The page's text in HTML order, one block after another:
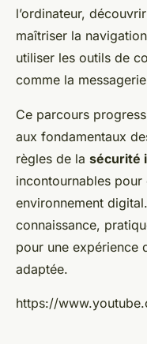
l’ordinateur,
maîtriser la
utiliser les outils de
comme la
Ce parcours
aux fondamentaux
règles de la sécurité
incontournables pour
environnement
connaissance,
pour une expérience
adaptée.
https://